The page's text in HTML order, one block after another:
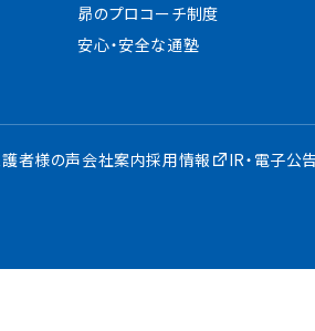
昴のプロコーチ制度
安心・安全な通塾
護者様の声会社案内採用情報 IR・電子公